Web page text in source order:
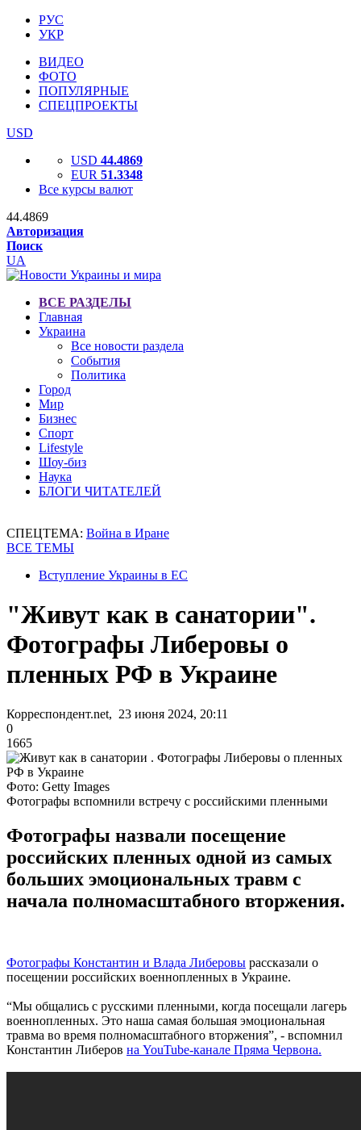
РУС
УКР
ВИДЕО
ФОТО
ПОПУЛЯРНЫЕ
СПЕЦПРОЕКТЫ
USD
USD 44.4869
EUR 51.3348
Все курсы валют
44.4869
Авторизация
Поиск
UA
ВСЕ РАЗДЕЛЫ
Главная
Украина
Все новости раздела
События
Политика
Город
Мир
Бизнес
Спорт
Lifestyle
Шоу-биз
Наука
БЛОГИ ЧИТАТЕЛЕЙ
СПЕЦТЕМА: Война в Иране
ВСЕ ТЕМЫ
Вступление Украины в ЕС
"Живут как в санатории".
Фотографы Либеровы о
пленных РФ в Украине
Корреспондент.net, 23 июня 2024, 20:11
0
1665
Фото: Getty Images
Фотографы вспомнили встречу с российскими пленными
Фотографы назвали посещение
российских пленных одной из самых
больших эмоциональных травм с
начала полномасштабного вторжения.
Фотографы Константин и Влада Либеровы рассказали о
посещении российских военнопленных в Украине.
“Мы общались с русскими пленными, когда посещали лагерь
военнопленных. Это наша самая большая эмоциональная
травма во время полномасштабного вторжения”, - вспомнил
Константин Либеров на YouTube-канале Пряма Червона.